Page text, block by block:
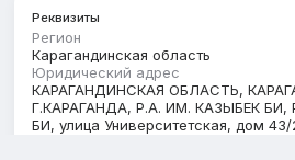
Реквизиты
Регион
Карагандинская область
Юридический адрес
КАРАГАНДИНСКАЯ ОБЛАСТЬ,
Г.КАРАГАНДА, Р.А. ИМ. КАЗЫБЕК
БИ, улица Университетская, дом 43/